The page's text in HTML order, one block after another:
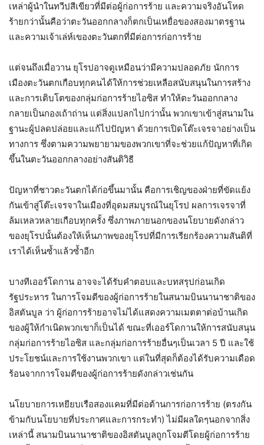
เหล่าผู้นำในทวีปสีเขียวที่มีต่อผู้ก่อการร้าย และความจริงอันโหด
ร้ายกว่านั้นคือว่าตะวันออกกลางก็ตกเป็นเหยื่อของสองมาตรฐาน
และความเจ้าเล่ห์เของตะวันตกที่มีต่อการก่อการร้าย
แต่จนถึงเมื่อวาน ยุโรปอาจดูเหมือนว่ามีความปลอดภัย นักการ
เมืองตะวันตกเกือบทุกคนได้ให้การช่วยเหลือสนับสนุนในการสร้าง
และการเติบโตของกลุ่มก่อการร้ายไอซิส ทำให้ตะวันออกกลาง
กลายเป็นกองเถ้าถ่าน แต่สิ่งแปลกไปกว่านั้น พวกเขาเข้าสู่สนามใน
ฐานะผู้ปลดปล่อยและแก้ไปปัญหา ด้วยการเปิดโต๊ะเจรจาอย่างเป็น
ทางการ ซึ่งตามความพยายามของพวกเขาที่จะช่วยแก้ปัญหาที่เกิด
ขึ้นในตะวันออกกลางอย่างสันติวิธี
ปัญหาที่ชาวตะวันตกได้ก่อขึ้นมานั้น คือการเชิญของฝ่ายที่ขัดแย้ง
กันเข้าสู่โต๊ะเจรจาในเมืองที่อุดมสมบูรณ์ในยุโรป ผลการเจรจาที่
ล้มเหลวหลายเกือบทุกครั้ง ซึ่งภาพภายนอกของนโยบายดังกล่าว
ของยุโรปนั้นต้องให้เห็นภาพของยุโรปที่มีการเรียกร้องความสันติที่
เราได้เห็นซ้ำแล้วซ้ำอีก
บางทีเออร์โดกาน อาจจะได้รับคำตอบและบทสรุปก่อนเกิด
รัฐประหาร ในการโจมตีของผู้ก่อการร้ายในสนามบินนานาชาติของ
อิสตันบูล ว่า ผู้ก่อการร้ายอาจไม่ได้แสดงความเมตตาต่อบ้านเกิด
ของผู้ให้กำเนิดพวกเขาก็เป็นได้ ขณะที่เออร์โดกานให้การสนับสนุน
กลุ่มก่อการร้ายไอซิส และกลุ่มก่อการร้ายอื่นๆเป็นเวลา 5 ปี และใช้
ประโยชน์และการใช้งานพวกเขา แต่ในที่สุดก็ต้องได้รับความเดือด
ร้อนจากการโจมตีของผู้ก่อการร้ายดังกล่าวเช่นกัน
นโยบายการเหยียบเรือสองแคมที่มีต่อต้านการก่อการร้าย (ตรงกัน
ข้ามกับนโยบายที่ประกาศและการกระทำ) ไม่มีผลใดๆนอกจากสิ่ง
เหล่านี้ สนามบินนานาชาติของอิสตันบูลถูกโจมตีโดยผู้ก่อการร้าย